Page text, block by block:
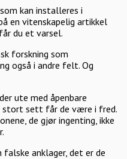
kan installeres i
en vitenskapelig artikkel
du et varsel.
forskning som
også i andre felt. Og
ute med åpenbare
stort sett får de være i fred.
de gjør ingenting, ikke
anklager, det er de